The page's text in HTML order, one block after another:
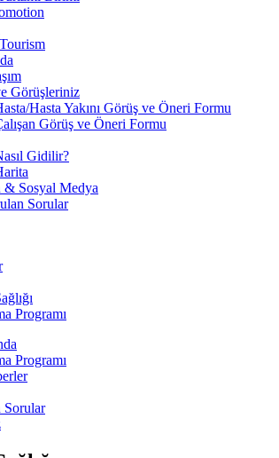
Görüşleriniz
Hasta Yakını Görüş ve Öneri Formu
Görüş ve Öneri Formu
Gidilir?
& Sosyal Medya
Sorular
Programı
Programı
Sorular